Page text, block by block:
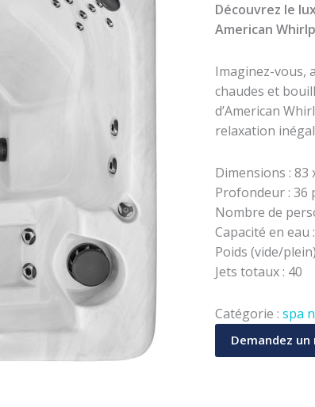
Découvrez le
American
Imaginez-vous,
chaudes et
d’American
relaxation
Dimensions : 83
Profondeur : 36
Nombre de
Capacité en
Poids (vide/
Jets totaux : 40
Catégorie : spa
Demandez